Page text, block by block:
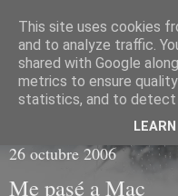
CR V Blog
blog.crvnet.es :: Pa
26 octubre 2006
Me pasé a Mac
This site uses cookies
and to analyze traffic.
shared with Google
metrics to ensure
statistics, and to detect